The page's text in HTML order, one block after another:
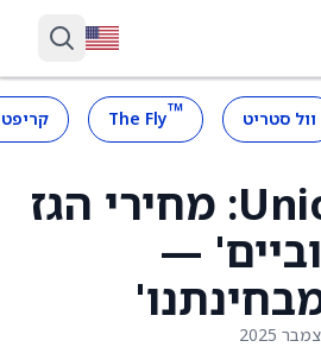
וול סטריט ™
The Fly
Union Pacific: מחירי הגז
—